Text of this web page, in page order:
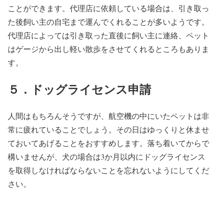
ことができます。代理店に依頼している場合は、引き取っ
た後飼い主の自宅まで運んでくれることが多いようです。
代理店によっては引き取った直後に飼い主に連絡、ペット
はゲージから出し軽い散歩をさせてくれるところもありま
す。
５．ドッグライセンス申請
人間はもちろんそうですが、航空機の中にいたペットは非
常に疲れていることでしょう。その日はゆっくりと休ませ
ておいてあげることをおすすめします。落ち着いてからで
構いませんが、犬の場合は3か月以内にドッグライセンス
を取得しなければならないことを忘れないようにしてくだ
さい。